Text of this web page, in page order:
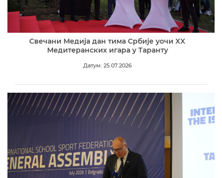
Свечани Медија дан тима Србије уочи XX
Медитеранских игара у Таранту
Датум: 25.07.2026